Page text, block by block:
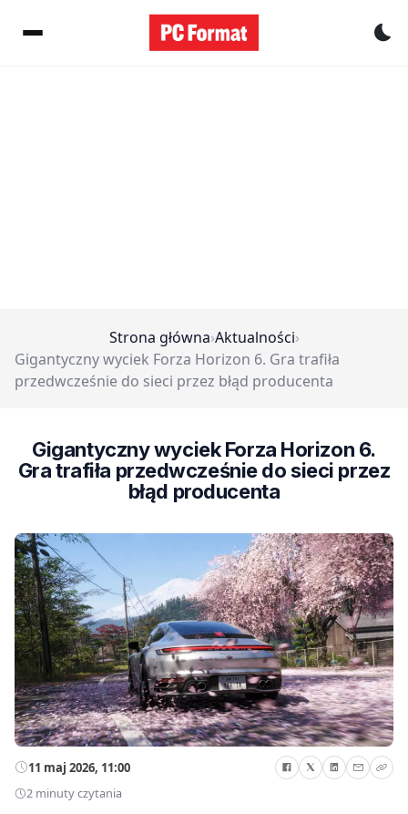
Strona główna›Aktualności›
Gigantyczny wyciek Forza Horizon 6. Gra trafiła
przedwcześnie do sieci przez błąd producenta
Gigantyczny wyciek Forza Horizon 6.
Gra trafiła przedwcześnie do sieci przez
błąd producenta
11 maj 2026, 11:00
2 minuty czytania